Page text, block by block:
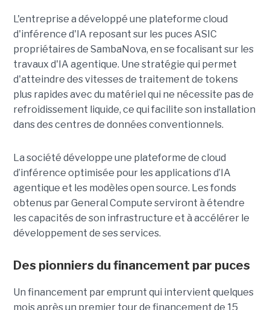
L'entreprise a développé une plateforme cloud
d'inférence d'IA reposant sur les puces ASIC
propriétaires de SambaNova, en se focalisant sur les
travaux d'IA agentique. Une stratégie qui permet
d'atteindre des vitesses de traitement de tokens
plus rapides avec du matériel qui ne nécessite pas de
refroidissement liquide, ce qui facilite son installation
dans des centres de données conventionnels.
La société développe une plateforme de cloud
d’inférence optimisée pour les applications d’IA
agentique et les modèles open source. Les fonds
obtenus par General Compute serviront à étendre
les capacités de son infrastructure et à accélérer le
développement de ses services.
Des pionniers du financement par puces
Un financement par emprunt qui intervient quelques
mois après un premier tour de financement de 15